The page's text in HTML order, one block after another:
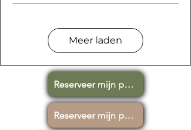
Meer laden
Reserveer mijn plek
Reserveer mijn plek